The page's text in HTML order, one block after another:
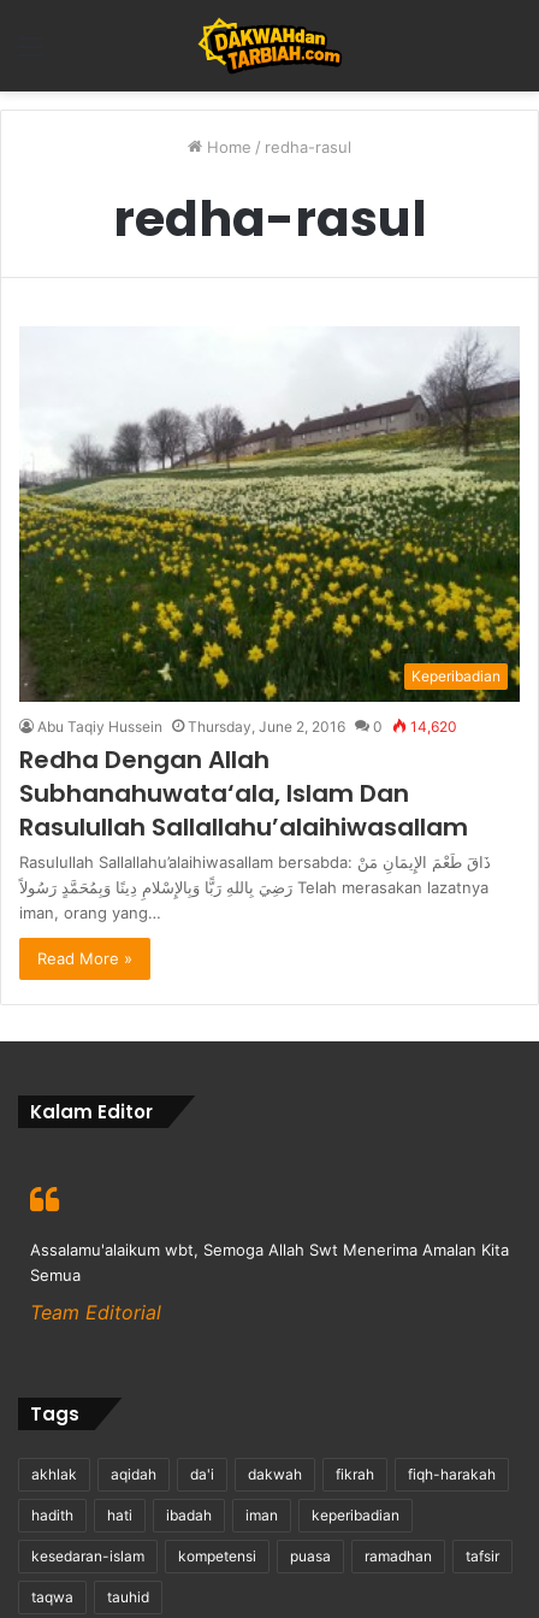
Home / redha-rasul
redha-rasul
Keperibadian
Abu Taqiy Hussein Thursday, June 2, 2016 0 14,620
Redha Dengan Allah
Subhanahuwata‘ala, Islam Dan
Rasulullah Sallallahu’alaihiwasallam
Rasulullah Sallallahu’alaihiwasallam bersabda: ذَاقَ طَعْمَ الإِيمَانِ مَنْ
رَضِيَ بِاللهِ رَبًّا وَبِالإِسْلامِ دِينًا وَبِمُحَمَّدٍ رَسُولاً Telah merasakan lazatnya
iman, orang yang…
Read More »
Kalam Editor
Assalamu'alaikum wbt, Semoga Allah Swt Menerima Amalan Kita
Semua
Team Editorial
Tags
akhlak aqidah da'i dakwah fikrah fiqh-harakah
hadith hati ibadah iman keperibadian
kesedaran-islam kompetensi puasa ramadhan tafsir
taqwa tauhid